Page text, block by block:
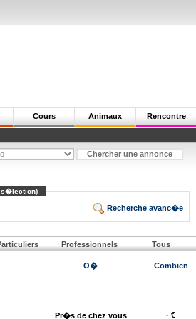
Rencontre
Animaux
Cours
s�lection)
Recherche avanc�e
Tous
Professionnels
O� Combien
Pr�s de chez vous - €